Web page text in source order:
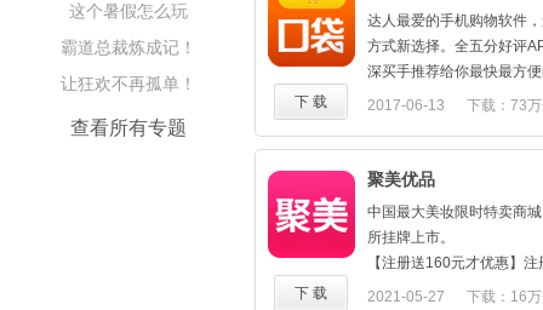
这个暑假怎么玩
霸道总裁炼成记！
让狂欢不再孤单！
查看所有专题
喜欢又好又便宜的京东，
如有建议请及时反馈，我
程和体验；
可通过以下方式联系我们：
京东客服热线：950618
退！15天包换！售后无忧！
【购·实惠】 每天提供海
停
【购·品质】 1号店各类精
【惊喜刮奖】 下单即可获
奖！
----关注1掌柜的----
【官方微信】1号店
【官方新浪微博】 @1号店
第1时间收到优惠资讯，配
达人最爱的手机购物软件
方式新选择。全五分好评
深买手推荐给你最快最方
己开微店，成为小店主超
上体验吧！
【全新首页改版】 告诉你
【晒图】随时随地轻松分
签、10款滤镜，颜值美图
友、店主买手、时尚达人
【特色栏目】潮流搭配：
2017-06-13 下载：73
下 载
聚美优品
中国最大美妆限时特卖商
所挂牌上市。
【注册送160元才优惠】
品大牌超低折扣，每日十
2021-05-27 下载：16
下 载